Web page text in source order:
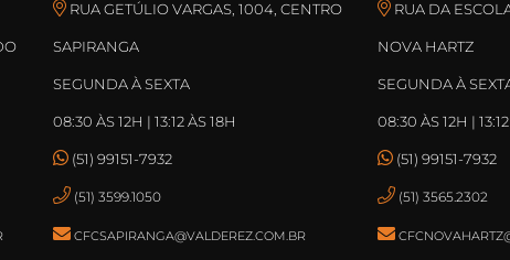
RUA GETÚLIO VARGAS, 1004, CENTRO
SAPIRANGA
SEGUNDA À SEXTA
08:30 ÀS 12H | 13:12 ÀS 18H
(51) 99151-7932
(51) 3599.1050
CFCSAPIRANGA@VALDEREZ.COM.BR
RUA DA
NOVA HARTZ
SEGUNDA À
08:30 ÀS 12H |
(51) 99151-7932
(51) 3565.2302